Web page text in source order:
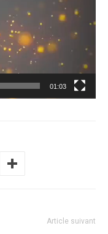
01:03
Article suivant